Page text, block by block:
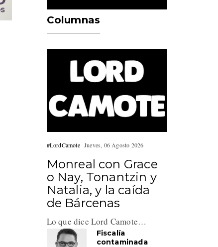
Columnas
#LordCamote Jueves, 06 Agosto 2026
Monreal con Grace
o Nay, Tonantzin y
Natalia, y la caída
de Bárcenas
Lo que dice Lord Camote…
Fiscalía
contaminada